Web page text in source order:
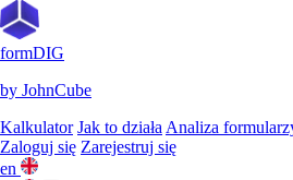
formDIG
by JohnCube
Kalkulator Jak to działa Analiza
Zaloguj się Zarejestruj się
en